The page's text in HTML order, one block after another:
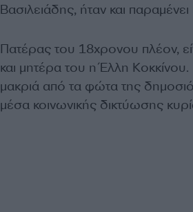
Βασιλειάδης, ήταν και
Πατέρας του 18χρονου πλέον,
και μητέρα του η Έλλη
μακριά από τα φώτα της
μέσα κοινωνικής δικτύωσης